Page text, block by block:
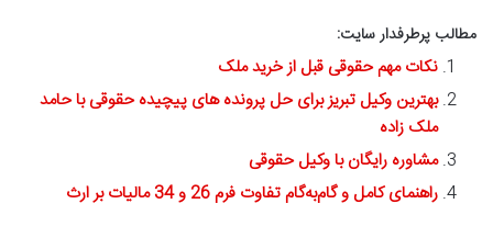
مطالب پرطرفدار سایت:
نکات مهم حقوقی قبل از خرید ملک
بهترین وکیل تبریز برای حل پرونده های پیچیده حقوقی با حامد
ملک زاده
مشاوره رایگان با وکیل حقوقی
راهنمای کامل و گام‌به‌گام تفاوت فرم 26 و 34 مالیات بر ارث